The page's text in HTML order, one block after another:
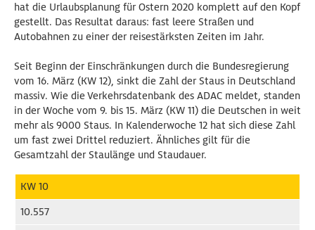
hat die Urlaubsplanung für Ostern 2020 komplett auf den Kopf
gestellt. Das Resultat daraus: fast leere Straßen und
Autobahnen zu einer der reisestärksten Zeiten im Jahr.
Seit Beginn der Einschränkungen durch die Bundesregierung
vom 16. März (KW 12), sinkt die Zahl der Staus in Deutschland
massiv. Wie die Verkehrsdatenbank des ADAC meldet, standen
in der Woche vom 9. bis 15. März (KW 11) die Deutschen in weit
mehr als 9000 Staus. In Kalenderwoche 12 hat sich diese Zahl
um fast zwei Drittel reduziert. Ähnliches gilt für die
Gesamtzahl der Staulänge und Staudauer.
KW 10
10.557